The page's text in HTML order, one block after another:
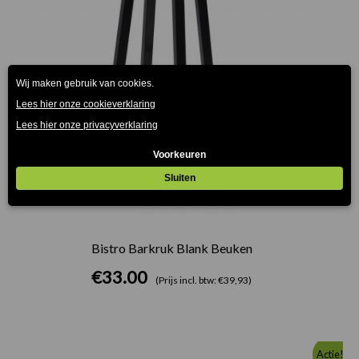
Bistro Barkruk Blank Beuken
€33.00 (Prijs incl. btw: €39,93)
Actie!
Oorspronkelijke